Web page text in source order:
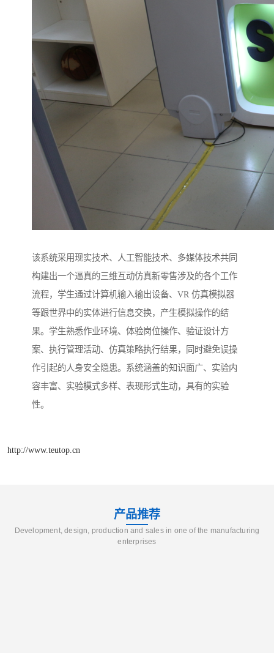
该系统采用现实技术、人工智能技术、多媒体技术共同
构建出一个逼真的三维互动仿真新零售涉及的各个工作
流程，学生通过计算机输入输出设备、VR 仿真模拟器
等跟世界中的实体进行信息交换，产生模拟操作的结
果。学生熟悉作业环境、体验岗位操作、验证设计方
案、执行管理活动、仿真策略执行结果，同时避免误操
作引起的人身安全隐患。系统涵盖的知识面广、实验内
容丰富、实验模式多样、表现形式生动，具有的实验
性。
http://www.teutop.cn
产品推荐
Development, design, production and sales in one of the manufacturing
enterprises